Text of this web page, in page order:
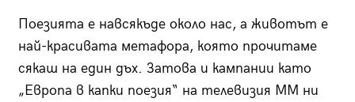
Поезията е навсякъде около нас, а животът е
най-красивата метафора, която прочитаме
сякаш на един дъх. Затова и кампании като
„Европа в капки поезия“ на телевизия ММ ни